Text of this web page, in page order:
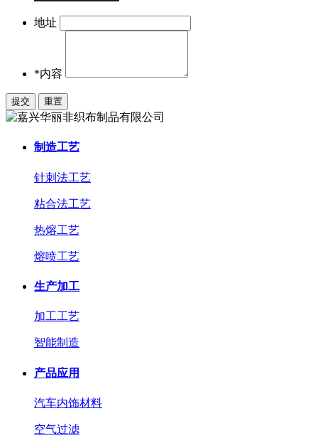
地址
*内容
制造工艺
针刺法工艺
粘合法工艺
热熔工艺
熔喷工艺
生产加工
加工工艺
智能制造
产品应用
汽车内饰材料
空气过滤